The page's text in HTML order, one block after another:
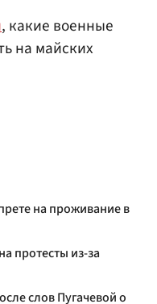
, какие военные
на майских
на проживание в
протесты из-за
слов Пугачевой о